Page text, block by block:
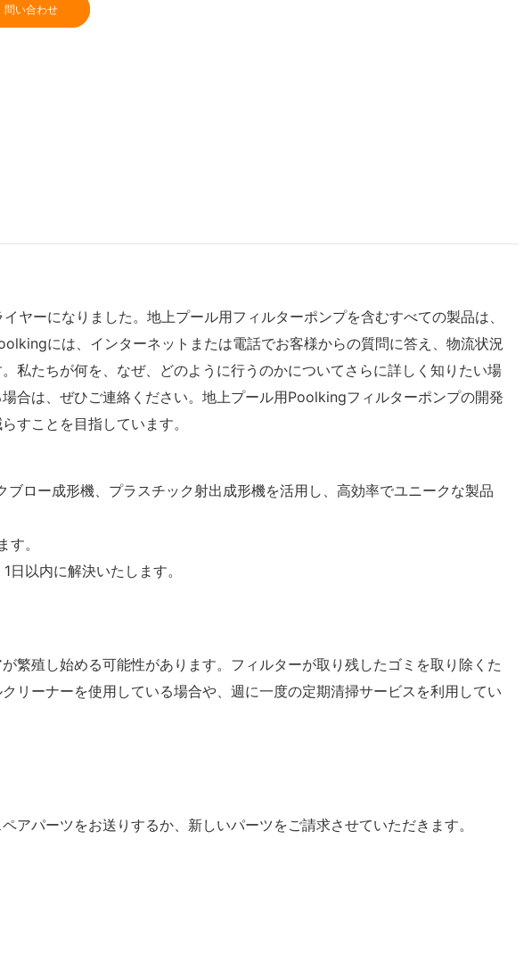
問い合わせ
ーになりました。地上プール用フィルターポンプを含むすべての製品は、
には、インターネットまたは電話でお客様からの質問に答え、物流状況
私たちが何を、なぜ、どのように行うのかについてさらに詳しく知りたい場
合は、ぜひご連絡ください。地上プール用Poolkingフィルターポンプの開発
すことを目指しています。
ロー成形機、プラスチック射出成形機を活用し、高効率でユニークな製品
。
以内に解決いたします。
繁殖し始める可能性があります。フィルターが取り残したゴミを取り除くた
リーナーを使用している場合や、週に一度の定期清掃サービスを利用してい
パーツをお送りするか、新しいパーツをご請求させていただきます。